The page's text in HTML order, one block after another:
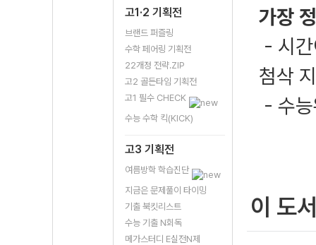
고1·2 기획전
브랜드 퍼즐링
수학 페어링 기획전
22개정 전략.ZIP
고2 골든타임 기획전
고1 필수 CHECK
수능 수학 킥(KICK)
고3 기획전
여름방학 학습진단
지금은 문제풀이 타이밍
기출 북킷리스트
수능 기출 N회독
메가스터디 E실전N제
가장
- 시
첨삭
- 수
이 도